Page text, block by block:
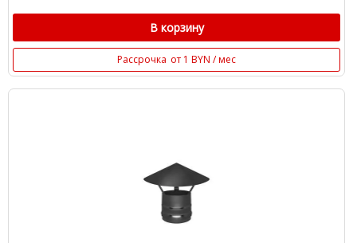
В корзину
Рассрочка от 1 BYN / мес